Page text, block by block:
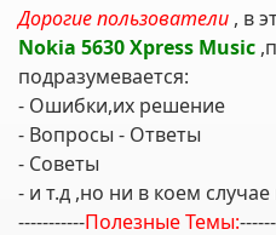
Дорогие пользователи , в
Nokia 5630 Xpress Music
подразумевается:
- Ошибки,их решение
- Вопросы - Ответы
- Советы
- и т.д ,но ни в коем
-----------Полезные Темы: